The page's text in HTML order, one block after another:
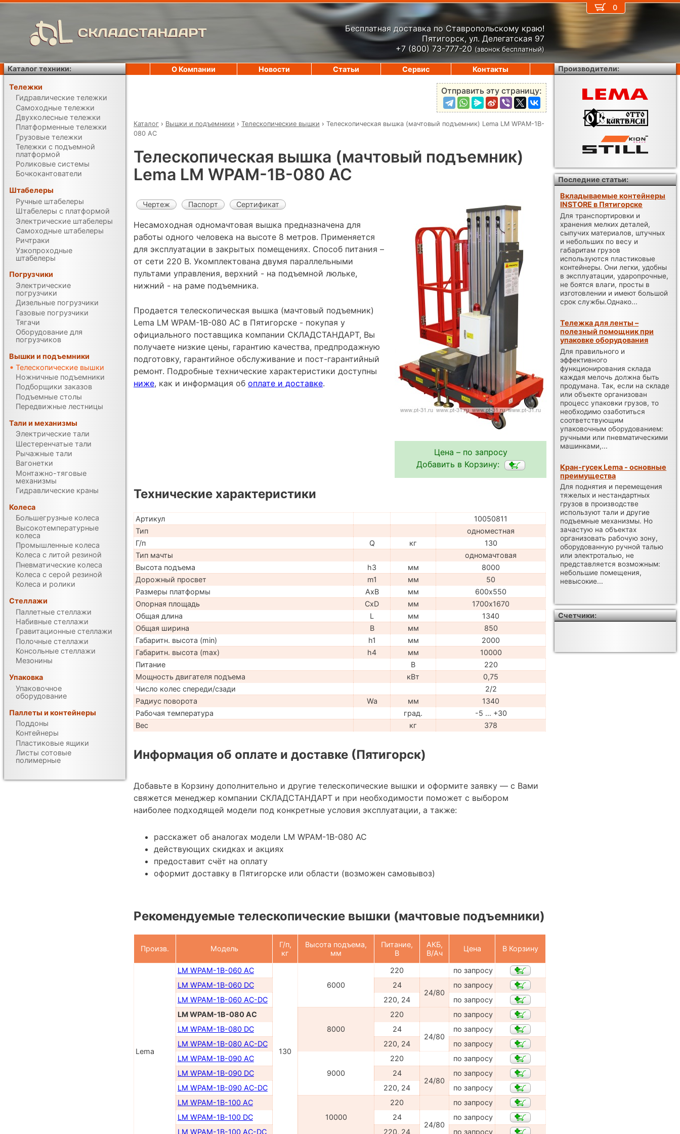
СКЛАДСТАНДАРТ
Бесплатная доставка по Ставропольскому краю!
Пятигорск, ул. Делегатская 97
+7 (800) 73-777-20 (звонок бесплатный)
Отправить эту страницу:
Каталог › Вышки и подъемники › Телескопические вышки › Телескопическая вышка (мачтовый подъемник) Lema LM WPAM-1B-
080 AC
Телескопическая вышка (мачтовый подъемник)
Lema LM WPAM-1B-080 AC
Цена – по запросу
Добавить в Корзину:
Чертеж Паспорт Сертификат
Несамоходная одномачтовая вышка предназначена для
работы одного человека на высоте 8 метров. Применяется
для эксплуатации в закрытых помещениях. Способ питания –
от сети 220 В. Укомплектована двумя параллельными
пультами управления, верхний - на подъемной люльке,
нижний - на раме подъемника.
Продается телескопическая вышка (мачтовый подъемник)
Lema LM WPAM-1B-080 AC в Пятигорске - покупая у
официального поставщика компании СКЛАДСТАНДАРТ, Вы
получаете низкие цены, гарантию качества, предпродажную
подготовку, гарантийное обслуживание и пост-гарантийный
ремонт. Подробные технические характеристики доступны
ниже, как и информация об оплате и доставке.
Технические характеристики
Артикул
10050811
Тип
одноместная
Г/п
Q кг
130
Тип мачты
одномачтовая
Высота подъема
h3 мм
8000
Дорожный просвет
m1 мм
50
Размеры платформы
AxB мм
600х550
Опорная площадь
CxD мм
1700х1670
Общая длина
L мм
1340
Общая ширина
B мм
850
Габаритн. высота (min)
h1 мм
2000
Габаритн. высота (max)
h4 мм
10000
Питание
В
220
Мощность двигателя подъема
кВт
0,75
Число колес спереди/сзади
2/2
Радиус поворота
Wa мм
1340
Рабочая температура
град.
-5 … +30
Вес
кг 378
Информация об оплате и доставке (Пятигорск)
Добавьте в Корзину дополнительно и другие телескопические вышки и оформите заявку — с Вами
свяжется менеджер компании СКЛАДСТАНДАРТ и при необходимости поможет с выбором
наиболее подходящей модели под конкретные условия эксплуатации, а также:
расскажет об аналогах модели LM WPAM-1B-080 AC
действующих скидках и акциях
предоставит счёт на оплату
оформит доставку в Пятигорске или области (возможен самовывоз)
Рекомендуемые телескопические вышки (мачтовые подъемники)
Произв. Модель
Г/п,
кг
Высота подъема,
мм
Питание,
В
АКБ,
В/Ач
Цена В Корзину
Lema
LM WPAM-1B-060 AC
130
6000
220
по запросу
LM WPAM-1B-060 DC
24
24/80
по запросу
LM WPAM-1B-060 AC-DC
220, 24
по запросу
LM WPAM-1B-080 AC
8000
220
по запросу
LM WPAM-1B-080 DC
24
24/80
по запросу
LM WPAM-1B-080 AC-DC
220, 24
по запросу
LM WPAM-1B-090 AC
9000
220
по запросу
LM WPAM-1B-090 DC
24
24/80
по запросу
LM WPAM-1B-090 AC-DC
220, 24
по запросу
LM WPAM-1B-100 AC
10000
220
по запросу
LM WPAM-1B-100 DC
24
24/80
по запросу
LM WPAM-1B-100 AC-DC
220, 24 по запросу
0
О Компании Новости Статьи Сервис Контакты
Каталог техники:
Тележки
Гидравлические тележки
Самоходные тележки
Двухколесные тележки
Платформенные тележки
Грузовые тележки
Тележки с подъемной
платформой
Роликовые системы
Бочкокантователи
Штабелеры
Ручные штабелеры
Штабелеры с платформой
Электрические штабелеры
Самоходные штабелеры
Ричтраки
Узкопроходные
штабелеры
Погрузчики
Электрические
погрузчики
Дизельные погрузчики
Газовые погрузчики
Тягачи
Оборудование для
погрузчиков
Вышки и подъемники
Телескопические вышки
Ножничные подъемники
Подборщики заказов
Подъемные столы
Передвижные лестницы
Тали и механизмы
Электрические тали
Шестеренчатые тали
Рычажные тали
Вагонетки
Монтажно-тяговые
механизмы
Гидравлические краны
Колеса
Большегрузные колеса
Высокотемпературные
колеса
Промышленные колеса
Колеса с литой резиной
Пневматические колеса
Колеса с серой резиной
Колеса и ролики
Стеллажи
Паллетные стеллажи
Набивные стеллажи
Гравитационные стеллажи
Полочные стеллажи
Консольные стеллажи
Мезонины
Упаковка
Упаковочное
оборудование
Паллеты и контейнеры
Поддоны
Контейнеры
Пластиковые ящики
Листы сотовые
полимерные
Производители:
Последние статьи:
Вкладываемые контейнеры
INSTORE в Пятигорске
Для транспортировки и
хранения мелких деталей,
сыпучих материалов, штучных
и небольших по весу и
габаритам грузов
используются пластиковые
контейнеры. Они легки, удобны
в эксплуатации, ударопрочные,
не боятся влаги, просты в
изготовлении и имеют большой
срок службы.Однако...
Тележка для ленты –
полезный помощник при
упаковке оборудования
Для правильного и
эффективного
функционирования склада
каждая мелочь должна быть
продумана. Так, если на складе
или объекте организован
процесс упаковки грузов, то
необходимо озаботиться
соответствующим
упаковочным оборудованием:
ручными или пневматическими
машинками,...
Кран-гусек Lema - основные
преимущества
Для поднятия и перемещения
тяжелых и нестандартных
грузов в производстве
используют тали и другие
подъемные механизмы. Но
зачастую на объектах
организовать рабочую зону,
оборудованную ручной талью
или электроталью, не
представляется возможным:
небольшие помещения,
невысокие...
Счетчики: